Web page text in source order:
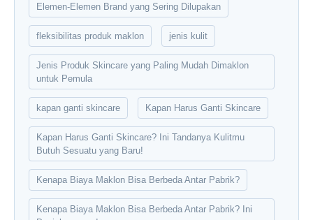
Elemen-Elemen Brand yang Sering Dilupakan
fleksibilitas produk maklon jenis kulit
Jenis Produk Skincare yang Paling Mudah Dimaklon
untuk Pemula
kapan ganti skincare Kapan Harus Ganti Skincare
Kapan Harus Ganti Skincare? Ini Tandanya Kulitmu
Butuh Sesuatu yang Baru!
Kenapa Biaya Maklon Bisa Berbeda Antar Pabrik?
Kenapa Biaya Maklon Bisa Berbeda Antar Pabrik? Ini